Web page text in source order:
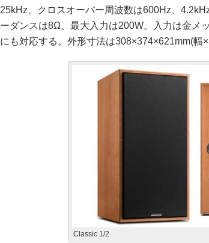
25kHz、クロスオーバー周波数は600Hz、
ーダンスは8Ω、最大入力は200W。入力は金メ
にも対応する。外形寸法は308×374×621mm(幅
Classic 1/2